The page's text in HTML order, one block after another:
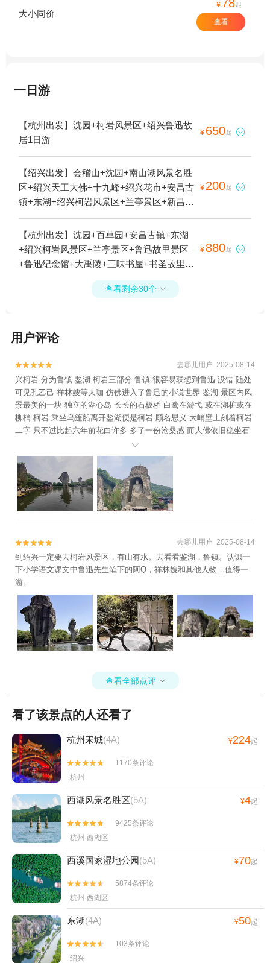
大小同价
¥ 78起
查看
一日游
【杭州出发】沈园+柯岩风景区+绍兴鲁迅故
居1日游
¥ 650起 
【绍兴出发】会稽山+沈园+南山湖风景名胜
区+绍兴天工大佛+十九峰+绍兴花市+安昌古
镇+东湖+绍兴柯岩风景区+兰亭景区+新昌大
佛寺景区+鲁迅故里+大禹陵+绍兴嵊州南山
湖+绍兴古城+新昌中国茶市景区+鲁镇+安昌
民俗风情馆+绍兴一中+新昌城隍庙+绍兴博
物馆+沈园之夜剧场+绍兴旅游直通车+会稽
夫球场俱乐部+绍兴市城东体育馆+瓜渚湖公
镇+绍兴科技馆+绍兴鲁迅故居+鲁镇社戏+绍
兴清廉馆+绍兴老街1日游
¥ 200起 
【杭州出发】沈园+百草园+安昌古镇+东湖
+绍兴柯岩风景区+兰亭景区+鲁迅故里景区
+鲁迅纪念馆+大禹陵+三味书屋+书圣故里
¥ 880起 
查看剩余30个 
用户评论

 去哪儿用户 2025-08-14
兴柯岩 分为鲁镇 鉴湖 柯岩三部分 鲁镇 很容易联想到鲁迅 没错 随处
可见孔乙己 祥林嫂等大咖 仿佛进入了鲁迅的小说世界 鉴湖 景区内风
景最美的一块 独立的湖心岛 长长的石板桥 白鹭在游弋 或在湖桩或在
柳梢 柯岩 乘坐乌篷船离开鉴湖便是柯岩 顾名思义 大峭壁上刻着柯岩
二字 只不过比起六年前花白许多 多了一份沧桑感 而大佛依旧稳坐石


 去哪儿用户 2025-08-14
到绍兴一定要去柯岩风景区，有山有水。去看看鉴湖，鲁镇。认识一
下小学语文课文中鲁迅先生笔下的阿Q，祥林嫂和其他人物，值得一
游。
查看全部点评 
看了该景点的人还看了
杭州宋城(4A) ¥224起


1170条评论
杭州
西湖风景名胜区(5A) ¥4起


9425条评论
杭州·西湖区
西溪国家湿地公园(5A) ¥70起


5874条评论
杭州·西湖区
东湖(4A) ¥50起


103条评论
绍兴